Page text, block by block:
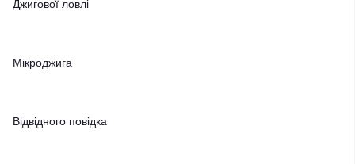
Джигової ловлі
Мікроджига
Відвідного повідка